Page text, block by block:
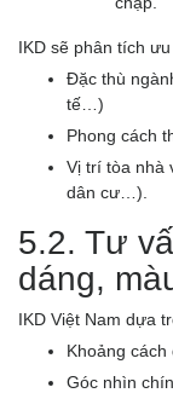
IKD sẽ phân tích
Đặc thù
tế…)
Phong cách
Vị trí tòa nhà
dân cư…).
5.2. Tư
dáng,
IKD Việt Nam dựa
Khoảng cách
Góc nhìn